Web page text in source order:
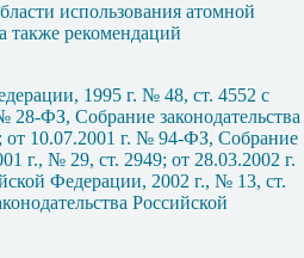
использования атомной
также рекомендаций
1995 г. № 48, ст. 4552 с
ФЗ, Собрание законодательства
от 10.07.2001 г. № 94-ФЗ, Собрание
г., № 29, ст. 2949; от 28.03.2002 г.
Федерации, 2002 г., № 13, ст.
Российской